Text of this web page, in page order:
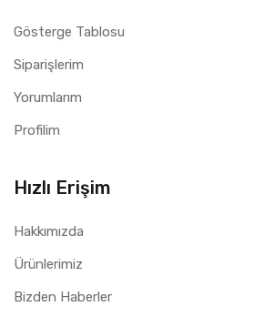
Gösterge Tablosu
Siparişlerim
Yorumlarım
Profilim
Hızlı Erişim
Hakkımızda
Ürünlerimiz
Bizden Haberler